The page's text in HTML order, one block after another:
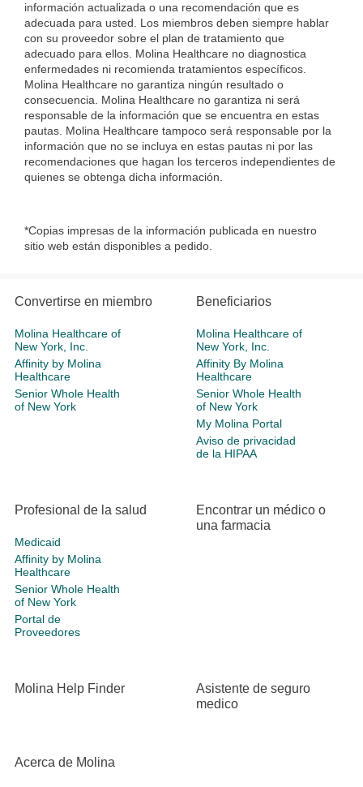
información actualizada o una recomendación que es
adecuada para usted. Los miembros deben siempre hablar
con su proveedor sobre el plan de tratamiento que
adecuado para ellos. Molina Healthcare no diagnostica
enfermedades ni recomienda tratamientos específicos.
Molina Healthcare no garantiza ningún resultado o
consecuencia. Molina Healthcare no garantiza ni será
responsable de la información que se encuentra en estas
pautas. Molina Healthcare tampoco será responsable por la
información que no se incluya en estas pautas ni por las
recomendaciones que hagan los terceros independientes de
quienes se obtenga dicha información.
*Copias impresas de la información publicada en nuestro
sitio web están disponibles a pedido.
Convertirse en miembro
Molina Healthcare of
New York, Inc.
Affinity by Molina
Healthcare
Senior Whole Health
of New York
Beneficiarios
Molina Healthcare of
New York, Inc.
Affinity By Molina
Healthcare
Senior Whole Health
of New York
My Molina Portal
Aviso de privacidad
de la HIPAA
Profesional de la salud
Medicaid
Affinity by Molina
Healthcare
Senior Whole Health
of New York
Portal de
Proveedores
Encontrar un médico o
una farmacia
Molina Help Finder
Asistente de seguro
medico
Acerca de Molina